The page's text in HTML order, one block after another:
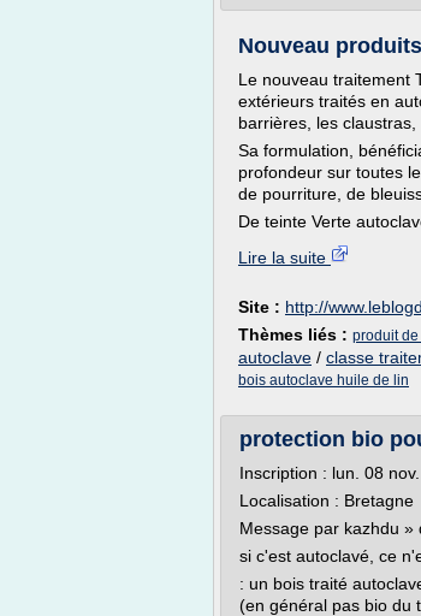
Nouveau
Le nouveau traitement
extérieurs traités en
barrières, les claustras,
Sa formulation,
profondeur sur toutes
de pourriture, de
De teinte Verte
Lire la suite
Site : http://
Thèmes liés : produit
autoclave / classe
bois autoclave huile de lin
protection bio
Inscription : lun. 08
Localisation : Bretagne
Message par kazhdu »
si c'est autoclavé, ce
: un bois traité
(en général pas bio du